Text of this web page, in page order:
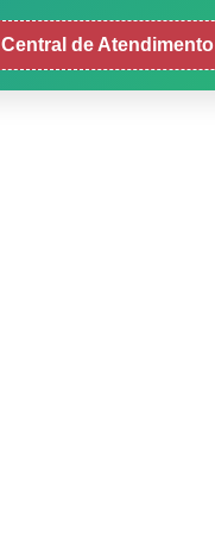
Central de Atendimento